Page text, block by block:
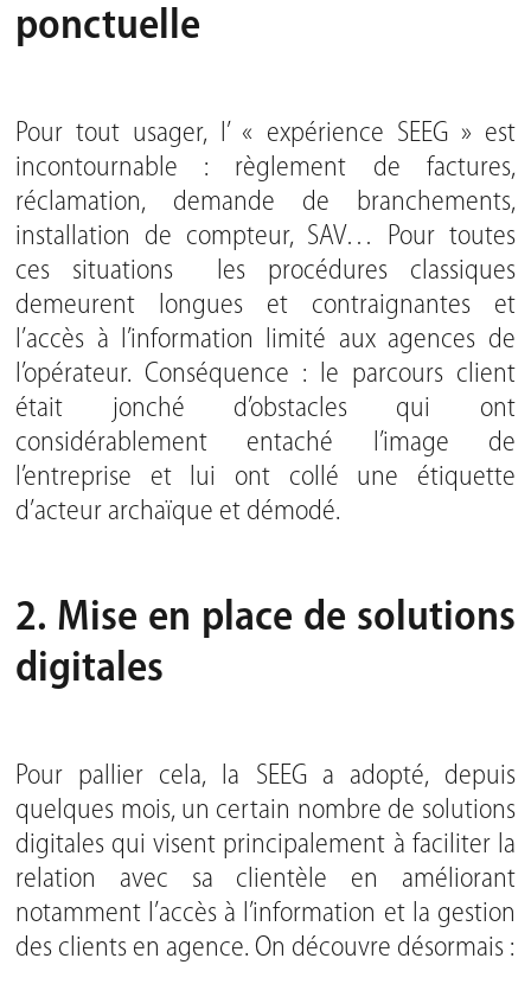
ponctuelle
Pour tout usager, l’ « expérience SEEG » est
incontournable : règlement de factures,
réclamation, demande de branchements,
installation de compteur, SAV… Pour toutes
ces situations les procédures classiques
demeurent longues et contraignantes et
l’accès à l’information limité aux agences de
l’opérateur. Conséquence : le parcours client
était jonché d’obstacles qui ont
considérablement entaché l’image de
l’entreprise et lui ont collé une étiquette
d’acteur archaïque et démodé.
2. Mise en place de solutions
digitales
Pour pallier cela, la SEEG a adopté, depuis
quelques mois, un certain nombre de solutions
digitales qui visent principalement à faciliter la
relation avec sa clientèle en améliorant
notamment l’accès à l’information et la gestion
des clients en agence. On découvre désormais :